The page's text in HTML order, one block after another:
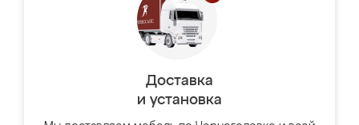
Доставка
и установка